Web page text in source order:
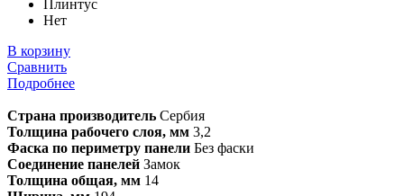
Плинтус
Нет
В корзину
Сравнить
Подробнее
Страна производитель Сербия
Толщина рабочего слоя, мм 3,2
Фаска по периметру панели Без фаски
Соединение панелей Замок
Толщина общая, мм 14